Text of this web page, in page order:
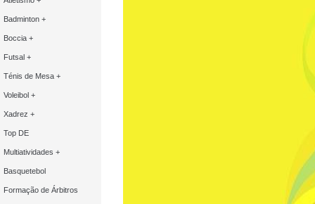
Badminton +
Boccia +
Futsal +
Ténis de Mesa +
Voleibol +
Xadrez +
Top DE
Multiatividades +
Basquetebol
Formação de Árbitros